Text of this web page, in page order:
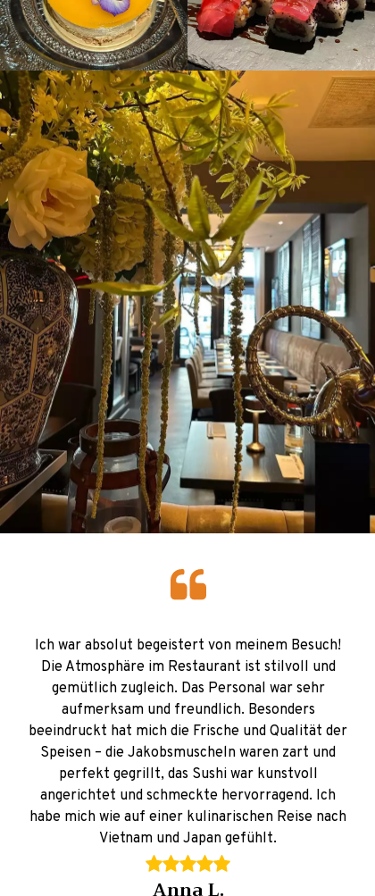
Ich war absolut begeistert von meinem Besuch!
Die Atmosphäre im Restaurant ist stilvoll und
gemütlich zugleich. Das Personal war sehr
aufmerksam und freundlich. Besonders
beeindruckt hat mich die Frische und Qualität der
Speisen – die Jakobsmuscheln waren zart und
perfekt gegrillt, das Sushi war kunstvoll
angerichtet und schmeckte hervorragend. Ich
habe mich wie auf einer kulinarischen Reise nach
Vietnam und Japan gefühlt.
Anna L.